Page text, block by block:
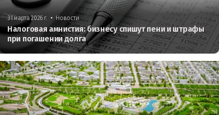
31 марта 2026 г. • Новости
Налоговая амнистия: бизнесу спишут пени и штрафы
при погашении долга